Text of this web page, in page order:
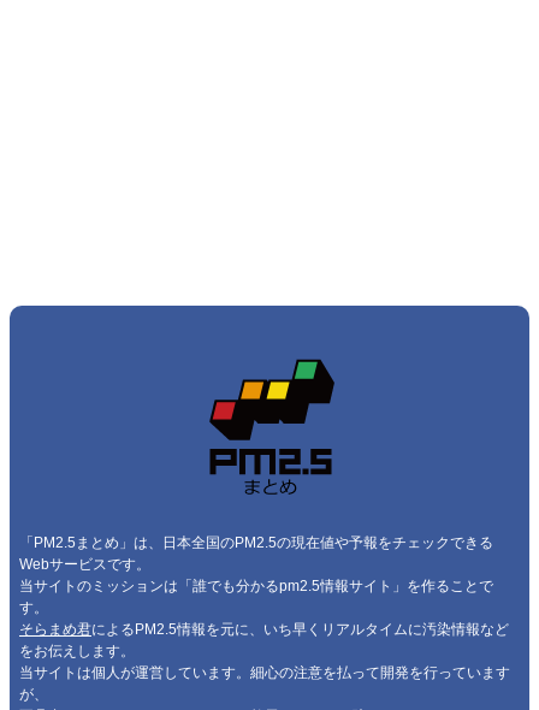
「PM2.5まとめ」は、日本全国のPM2.5の現在値や予報をチェックできる
Webサービスです。
当サイトのミッションは「誰でも分かるpm2.5情報サイト」を作ることで
す。
そらまめ君によるPM2.5情報を元に、いち早くリアルタイムに汚染情報など
をお伝えします。
当サイトは個人が運営しています。細心の注意を払って開発を行っています
が、